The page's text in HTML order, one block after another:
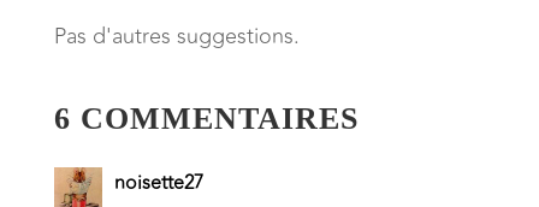
Pas d'autres suggestions.
6 COMMENTAIRES
noisette27